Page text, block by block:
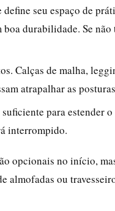
seu espaço de
durabilidade. Se
Calças de malha,
atrapalhar as
para estender o
interrompido.
opcionais no início,
almofadas ou